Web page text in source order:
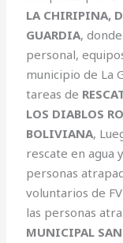
LA CHIRIPINA,
GUARDIA,
personal,
municipio de La
tareas de
LOS DIABLOS
BOLIVIANA,
rescate en agua
personas
voluntarios de
las personas
MUNICIPAL SAN